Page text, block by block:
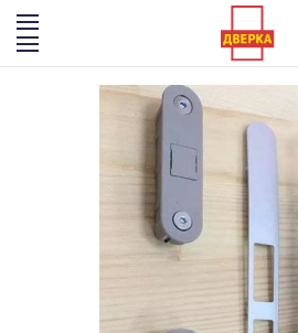
Перейти к содержимому